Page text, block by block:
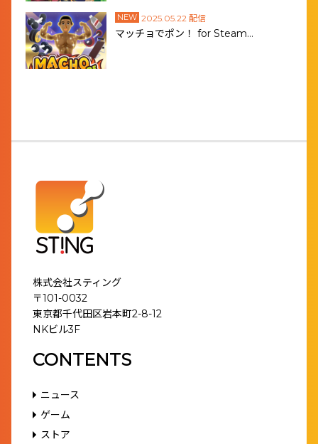
NEW 2025.05.22 配信
マッチョでポン！ for Steam…
株式会社スティング
〒101-0032
東京都千代田区岩本町2-8-12
NKビル3F
CONTENTS
ニュース
ゲーム
ストア